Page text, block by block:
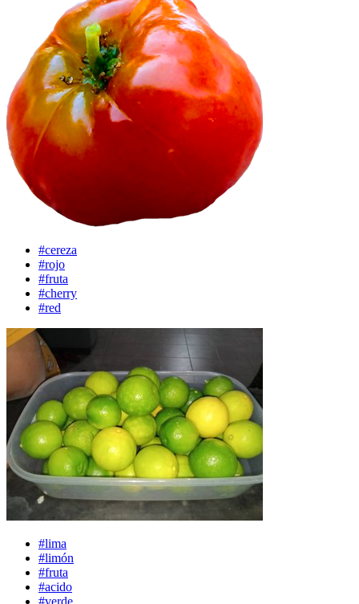
#cereza
#rojo
#fruta
#cherry
#red
#lima
#limón
#fruta
#acido
#verde